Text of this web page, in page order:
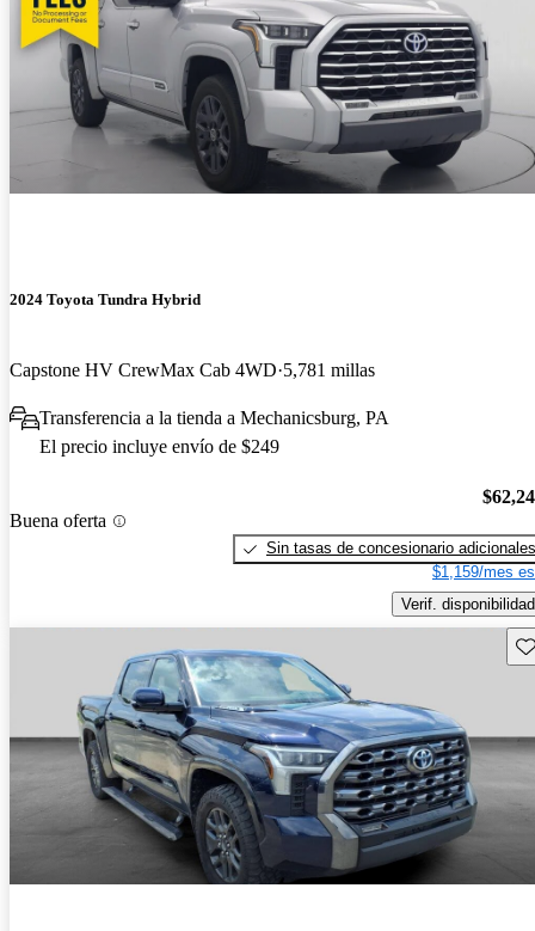
2024 Toyota Tundra Hybrid
Capstone HV CrewMax Cab 4WD 5,781 millas
Transferencia a la tienda a Mechanicsburg, PA
El precio incluye envío de $249
Buena oferta
Sin tasas de concesionario adicionales
$1,159/mes
Verif. disponibilidad